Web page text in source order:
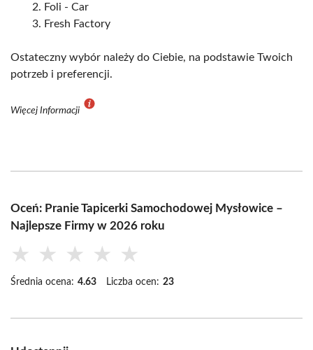
Foli - Car
Fresh Factory
Ostateczny wybór należy do Ciebie, na podstawie Twoich
potrzeb i preferencji.
Więcej Informacji
Oceń: Pranie Tapicerki Samochodowej Mysłowice –
Najlepsze Firmy w 2026 roku
★ ★ ★ ★ ★
Średnia ocena: 4.63 Liczba ocen: 23